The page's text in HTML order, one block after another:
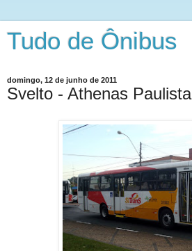
Tudo de Ônibus
domingo, 12 de junho de 2011
Svelto - Athenas Paulista